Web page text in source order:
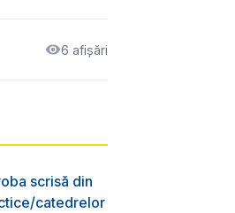
6 afișări
scrisă din
catedrelor